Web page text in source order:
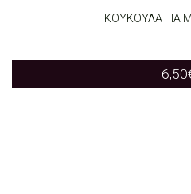
ΚΟΥΚΟΥΛΑ ΓΙΑ
6,50